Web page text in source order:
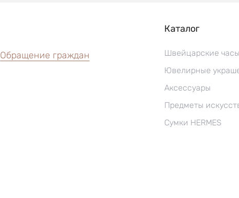
Обращение граждан
Каталог
Швейцарские часы
Ювелирные
Аксессуары
Предметы
Сумки HERMES